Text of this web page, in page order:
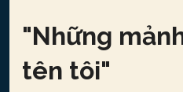
"Những
tên tôi"